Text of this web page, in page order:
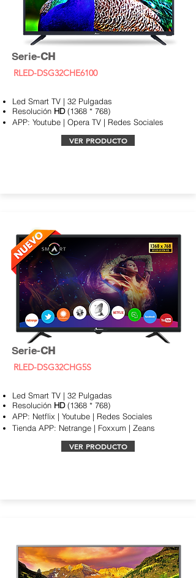
Serie-CH
RLED-DSG32CHE6100
Led Smart TV | 32 Pulgadas
Resolución HD(1368 * 768)
APP: Youtube | Opera TV | Redes Sociales
VER PRODUCTO
Serie-CH
RLED-DSG32CHG5S
Led Smart TV | 32 Pulgadas
Resolución HD(1368 * 768)
APP: Netflix | Youtube | Redes Sociales
Tienda APP: Netrange | Foxxum | Zeans
VER PRODUCTO